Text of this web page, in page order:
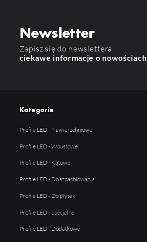
Newsletter
Zapisz się do newslettera
ciekawe informacje o nowościach
Kategorie
Profile LED - Nawierzchniowe
Profile LED - Wpustowe
Profile LED - Kątowe
Profile LED - Do szpachlowania
Profile LED - Do płytek
Profile LED - Specjalne
Profile LED - Dodatkowe